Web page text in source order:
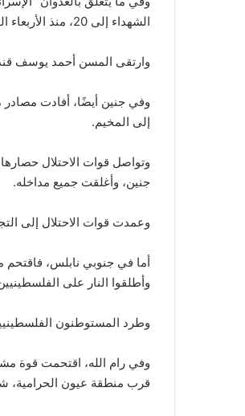
الشهداء إلى 20، منذ الأربعاء الفائت.
وارتقى المسن أحمد يوسف قنديل (82 عامًا) شهيدًا بعد إصابته برصاص قناص
وفي جنين أيضًا، أفادت مصادر
إلى المخيم.
وتواصل قوات الاحتلال
جنين، وأغلقت جميع مداخله.
وعمدت قوات الاحتلال إلى
أما في جنوبي نابلس، فاقتحم
وأطلقوا النار على
وطرد المستوطنون
وفي رام الله، اقتحمت قوة
قرب منطقة عيون الحرامية،